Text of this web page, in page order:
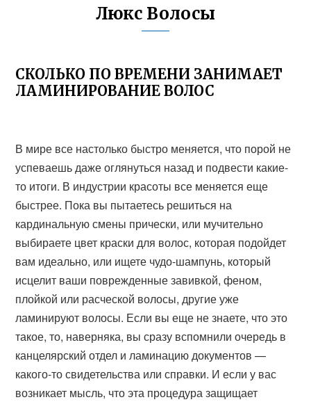
Люкс Волосы
СКОЛЬКО ПО ВРЕМЕНИ ЗАНИМАЕТ
ЛАМИНИРОВАНИЕ ВОЛОС
В мире все настолько быстро меняется, что порой не
успеваешь даже оглянуться назад и подвести какие-
то итоги. В индустрии красоты все меняется еще
быстрее. Пока вы пытаетесь решиться на
кардинальную смены прически, или мучительно
выбираете цвет краски для волос, которая подойдет
вам идеально, или ищете чудо-шампунь, который
исцелит ваши поврежденные завивкой, феном,
плойкой или расческой волосы, другие уже
ламинируют волосы. Если вы еще не знаете, что это
такое, то, наверняка, вы сразу вспомнили очередь в
канцелярский отдел и ламинацию документов —
какого-то свидетельства или справки. И если у вас
возникает мысль, что эта процедура защищает